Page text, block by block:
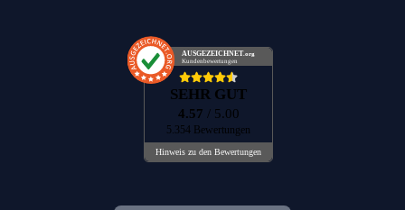
AUSGEZEICHNET .org
Kundenbewertungen
SEHR GUT
4.57 / 5.00
5.354 Bewertungen
Hinweis zu den Bewertungen